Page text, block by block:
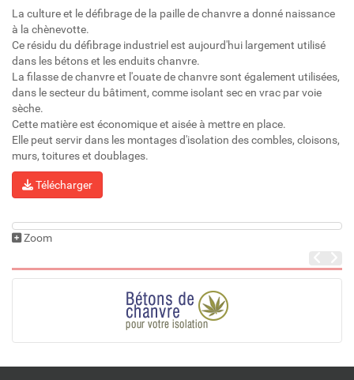
La culture et le défibrage de la paille de chanvre a donné naissance
à la chènevotte.
Ce résidu du défibrage industriel est aujourd'hui largement utilisé
dans les bétons et les enduits chanvre.
La filasse de chanvre et l'ouate de chanvre sont également utilisées,
dans le secteur du bâtiment, comme isolant sec en vrac par voie
sèche.
Cette matière est économique et aisée à mettre en place.
Elle peut servir dans les montages d'isolation des combles, cloisons,
murs, toitures et doublages.
Télécharger
Zoom